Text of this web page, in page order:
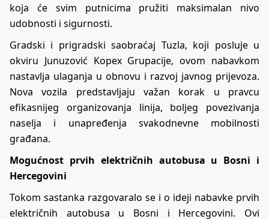
koja će svim putnicima pružiti maksimalan nivo
udobnosti i sigurnosti.
Gradski i prigradski saobraćaj Tuzla, koji posluje u
okviru Junuzović Kopex Grupacije, ovom nabavkom
nastavlja ulaganja u obnovu i razvoj javnog prijevoza.
Nova vozila predstavljaju važan korak u pravcu
efikasnijeg organizovanja linija, boljeg povezivanja
naselja i unapređenja svakodnevne mobilnosti
građana.
Mogućnost prvih električnih autobusa u Bosni i
Hercegovini
Tokom sastanka razgovaralo se i o ideji nabavke prvih
električnih autobusa u Bosni i Hercegovini. Ovi